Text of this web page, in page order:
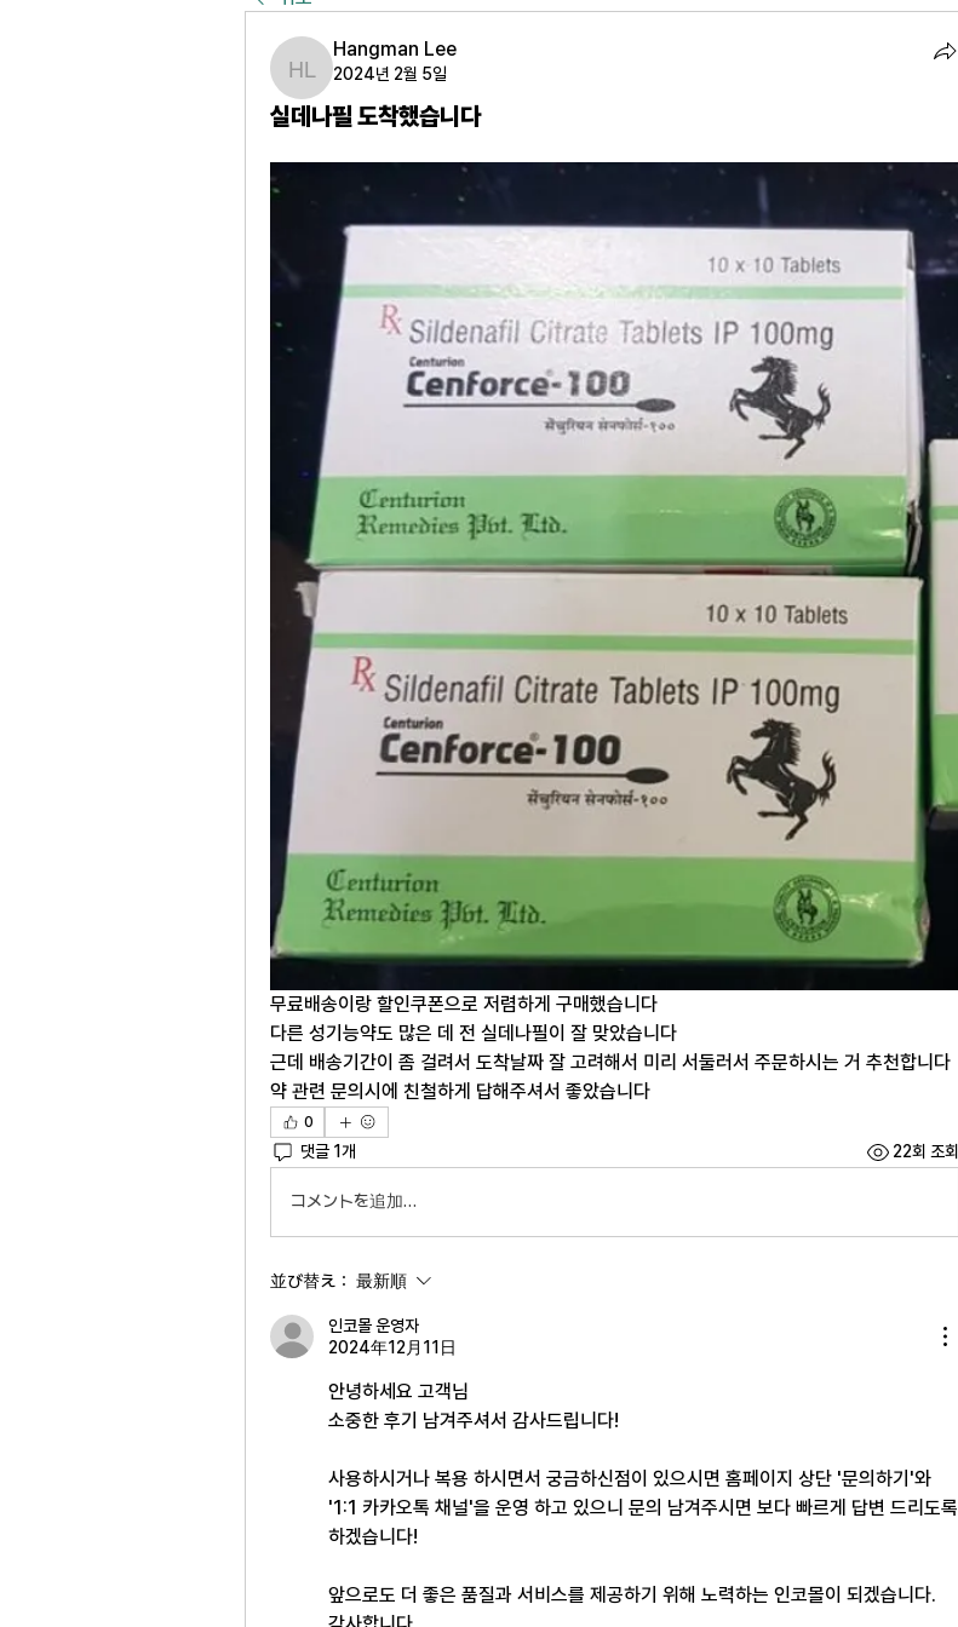
Hangman Lee
Hangman Lee
2024년 2월 5일
실데나필 도착했습니다
무료배송이랑 할인쿠폰으로 저렴하게 구매했습니다
다른 성기능약도 많은 데 전 실데나필이 잘 맞았습니다
근데 배송기간이 좀 걸려서 도착날짜 잘 고려해서 미리 서둘러서 주문하시는 거 추천합니다
약 관련 문의시에 친철하게 답해주셔서 좋았습니다
0
댓글 1개 22회 조회
コメントを追加…
並び替え： 最新順
인코몰 운영자
2024年12月11日
안녕하세요 고객님
소중한 후기 남겨주셔서 감사드립니다!
사용하시거나 복용 하시면서 궁금하신점이 있으시면 홈페이지 상단 '문의하기'와
'1:1 카카오톡 채널'을 운영 하고 있으니 문의 남겨주시면 보다 빠르게 답변 드리도록
하겠습니다!
앞으로도 더 좋은 품질과 서비스를 제공하기 위해 노력하는 인코몰이 되겠습니다.